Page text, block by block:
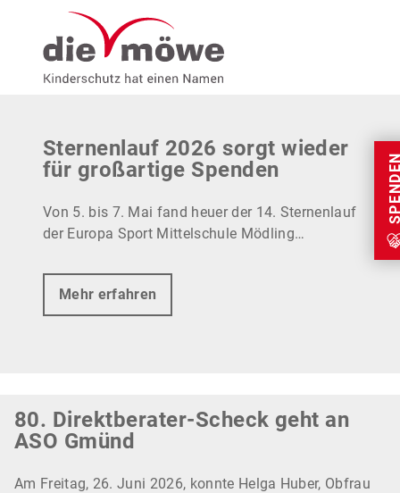
Weiter zum Inhalt
Sternenlauf 2026 sorgt wieder
für großartige Spenden
Von 5. bis 7. Mai fand heuer der 14. Sternenlauf
der Europa Sport Mittelschule Mödling…
Mehr erfahren
80. Direktberater-Scheck geht an
ASO Gmünd
Am Freitag, 26. Juni 2026, konnte Helga Huber, Obfrau